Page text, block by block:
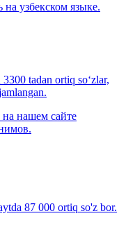
узбекском языке.
tadan ortiq so‘zlar,
на нашем сайте
87 000 ortiq so'z bor.